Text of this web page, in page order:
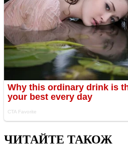
ЧИТАЙТЕ ТАКОЖ